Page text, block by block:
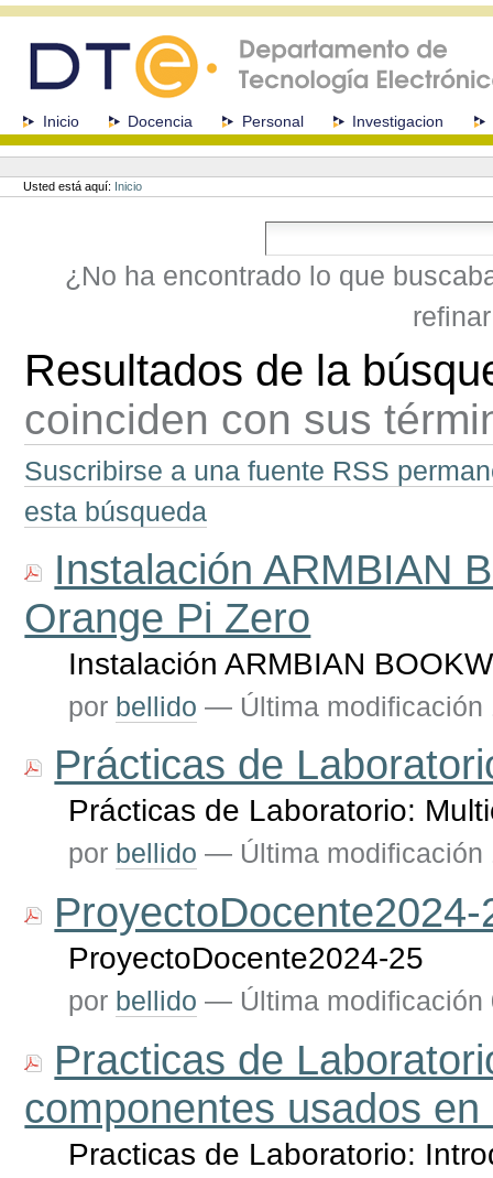
navegación
SeccionesInicio Docencia Personal Investigacion
Herramientas
Personales
Usted está aquí: Inicio
¿No ha encontrado lo que
Resultados de la
coinciden con sus
Suscribirse a una fuente RSS
esta búsqueda
Instalación ARMBIAN
Orange Pi Zero
Instalación ARMBIAN
por bellido — Última modificación
Prácticas de
Prácticas de Laboratorio:
por bellido — Última modificación
ProyectoDocente2024-
ProyectoDocente2024-25
por bellido — Última modificación
Practicas de
componentes usados
Practicas de Laboratorio: